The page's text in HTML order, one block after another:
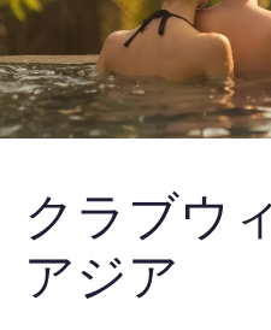
クラブウ
アジア